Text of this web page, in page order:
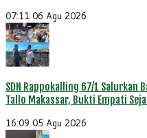
07:11 06 Agu 2026
SDN Rappokalling 67/1 Salurkan
Tallo Makassar, Bukti Empati
16:09 05 Agu 2026